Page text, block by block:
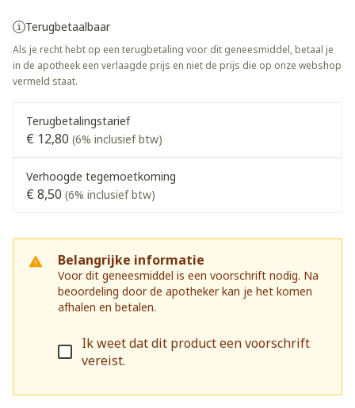
Terugbetaalbaar
Als je recht hebt op een terugbetaling voor dit geneesmiddel, betaal je
in de apotheek een verlaagde prijs en niet de prijs die op onze webshop
vermeld staat.
Terugbetalingstarief
€ 12,80 (6% inclusief btw)
Verhoogde tegemoetkoming
€ 8,50 (6% inclusief btw)
Belangrijke informatie
Voor dit geneesmiddel is een voorschrift nodig. Na
beoordeling door de apotheker kan je het komen
afhalen en betalen.
Ik weet dat dit product een voorschrift
vereist.